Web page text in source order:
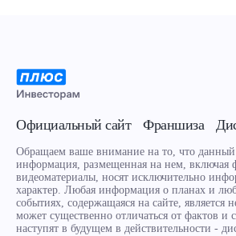
Официальный сайт Франшиза
Обращаем ваше внимание на то, что данный
информация, размещенная на нем, включая
видеоматериалы, носят исключительно
характер. Любая информация о планах и
событиях, содержащаяся на сайте, является
может существенно отличаться от фактов и
наступят в будущем в действительности -